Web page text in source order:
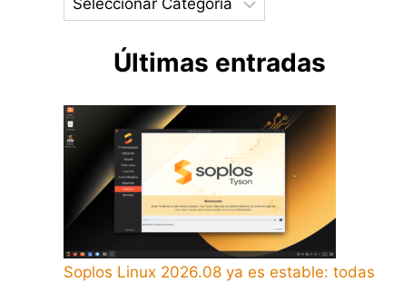
Últimas entradas
Soplos Linux 2026.08 ya es estable: todas